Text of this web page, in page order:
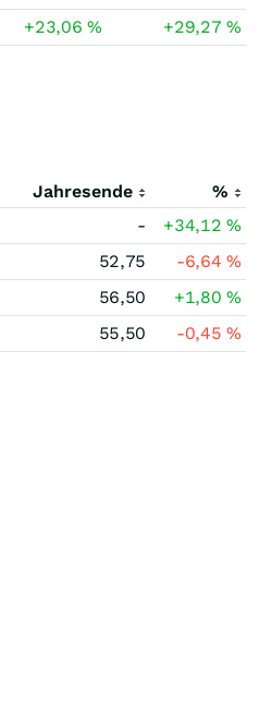
+23,06% +29,27%
Jahresende
%
- +34,12%
52,75 -6,64%
56,50 +1,80%
55,50 -0,45%